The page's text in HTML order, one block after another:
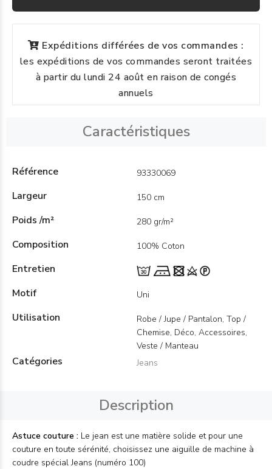
Expéditions différées de vos commandes :
les expéditions de vos commandes seront traitées
à partir du lundi 24 août en raison de congés
annuels
Caractéristiques
Référence 93330069
Largeur 150 cm
Poids /m² 280 gr/m²
Composition 100% Coton
Entretien
Motif
Uni
Utilisation
Robe / Jupe / Pantalon, Top /
Chemise, Déco, Accessoires,
Veste / Manteau
Catégories Jeans
Description
Astuce couture : Le jean est une matière solide et pour une
couture en toute sérénité, choisissez une aiguille de machine à
coudre spécial Jeans (numéro 100)